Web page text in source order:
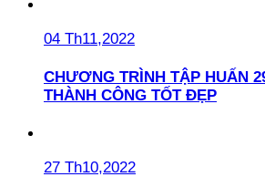
04 Th11,2022
CHƯƠNG TRÌNH TẬP HUẤN
THÀNH CÔNG TỐT ĐẸP
27 Th10,2022